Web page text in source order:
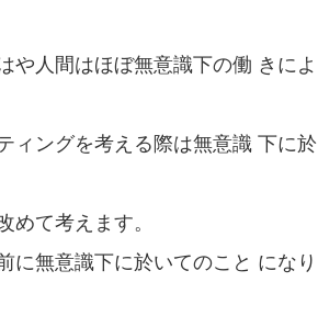
や人間はほぼ無意識下の働 きによ
ィングを考える際は無意識 下に於
て考えます。
に無意識下に於いてのこと になり